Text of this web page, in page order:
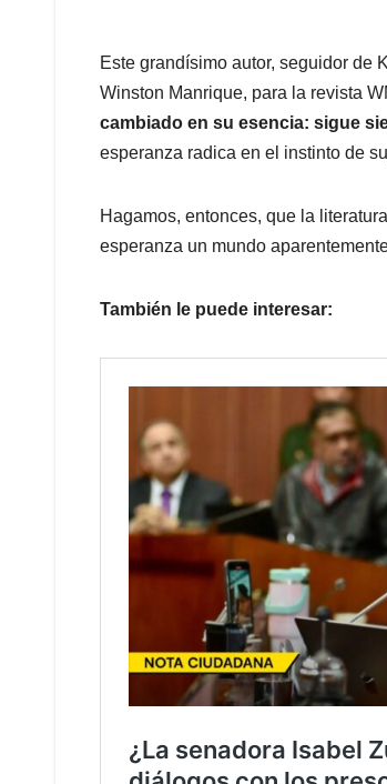
Este grandísimo autor, seguidor de
Winston Manrique, para la revista
cambiado en su esencia: sigue
esperanza radica en el instinto de
Hagamos, entonces, que la
esperanza un mundo
También le puede interesar: